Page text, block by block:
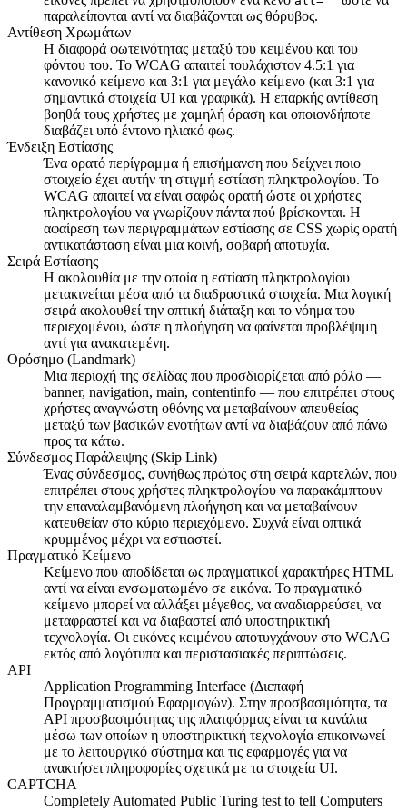
παραλείπονται αντί να διαβάζονται ως θόρυβος.
Αντίθεση Χρωμάτων
Η διαφορά φωτεινότητας μεταξύ του κειμένου και του
φόντου του. Το WCAG απαιτεί τουλάχιστον 4.5:1 για
κανονικό κείμενο και 3:1 για μεγάλο κείμενο (και 3:1 για
σημαντικά στοιχεία UI και γραφικά). Η επαρκής αντίθεση
βοηθά τους χρήστες με χαμηλή όραση και οποιονδήποτε
διαβάζει υπό έντονο ηλιακό φως.
Ένδειξη Εστίασης
Ένα ορατό περίγραμμα ή επισήμανση που δείχνει ποιο
στοιχείο έχει αυτήν τη στιγμή εστίαση πληκτρολογίου. Το
WCAG απαιτεί να είναι σαφώς ορατή ώστε οι χρήστες
πληκτρολογίου να γνωρίζουν πάντα πού βρίσκονται. Η
αφαίρεση των περιγραμμάτων εστίασης σε CSS χωρίς ορατή
αντικατάσταση είναι μια κοινή, σοβαρή αποτυχία.
Σειρά Εστίασης
Η ακολουθία με την οποία η εστίαση πληκτρολογίου
μετακινείται μέσα από τα διαδραστικά στοιχεία. Μια λογική
σειρά ακολουθεί την οπτική διάταξη και το νόημα του
περιεχομένου, ώστε η πλοήγηση να φαίνεται προβλέψιμη
αντί για ανακατεμένη.
Ορόσημο (Landmark)
Μια περιοχή της σελίδας που προσδιορίζεται από ρόλο —
banner, navigation, main, contentinfo — που επιτρέπει στους
χρήστες αναγνώστη οθόνης να μεταβαίνουν απευθείας
μεταξύ των βασικών ενοτήτων αντί να διαβάζουν από πάνω
προς τα κάτω.
Σύνδεσμος Παράλειψης (Skip Link)
Ένας σύνδεσμος, συνήθως πρώτος στη σειρά καρτελών, που
επιτρέπει στους χρήστες πληκτρολογίου να παρακάμπτουν
την επαναλαμβανόμενη πλοήγηση και να μεταβαίνουν
κατευθείαν στο κύριο περιεχόμενο. Συχνά είναι οπτικά
κρυμμένος μέχρι να εστιαστεί.
Πραγματικό Κείμενο
Κείμενο που αποδίδεται ως πραγματικοί χαρακτήρες HTML
αντί να είναι ενσωματωμένο σε εικόνα. Το πραγματικό
κείμενο μπορεί να αλλάξει μέγεθος, να αναδιαρρεύσει, να
μεταφραστεί και να διαβαστεί από υποστηρικτική
τεχνολογία. Οι εικόνες κειμένου αποτυγχάνουν στο WCAG
εκτός από λογότυπα και περιστασιακές περιπτώσεις.
API
Application Programming Interface (Διεπαφή
Προγραμματισμού Εφαρμογών). Στην προσβασιμότητα, τα
API προσβασιμότητας της πλατφόρμας είναι τα κανάλια
μέσω των οποίων η υποστηρικτική τεχνολογία επικοινωνεί
με το λειτουργικό σύστημα και τις εφαρμογές για να
ανακτήσει πληροφορίες σχετικά με τα στοιχεία UI.
CAPTCHA
Completely Automated Public Turing test to tell Computers